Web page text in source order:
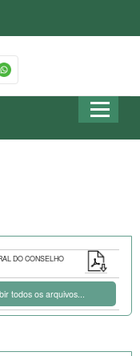
DO CONSELHO
todos os arquivos...